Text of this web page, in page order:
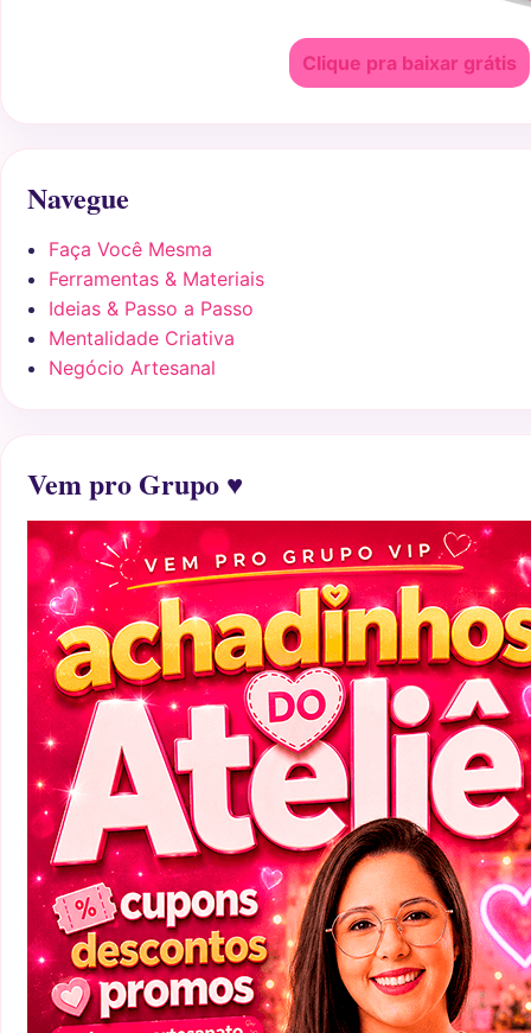
Clique pra baixar grátis
Navegue
Faça Você Mesma
Ferramentas & Materiais
Ideias & Passo a Passo
Mentalidade Criativa
Negócio Artesanal
Vem pro Grupo ♥